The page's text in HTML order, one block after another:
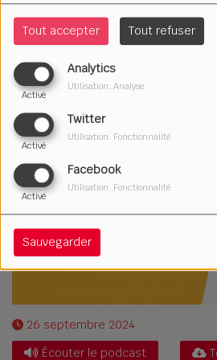
Tout accepter Tout refuser
Analytics
Activé
Utilisation: Analyse
Twitter
Activé
Utilisation: Fonctionnalité
Facebook
Activé
Utilisation: Fonctionnalité
Sauvegarder
26 septembre 2024
Écouter le podcast